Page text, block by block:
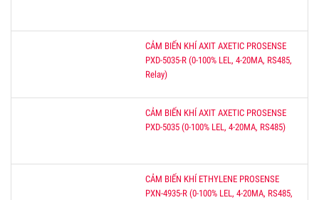
CẢM BIẾN KHÍ AXIT AXETIC PROSENSE
PXD-5035-R (0-100% LEL, 4-20MA, RS485,
Relay)
CẢM BIẾN KHÍ AXIT AXETIC PROSENSE
PXD-5035 (0-100% LEL, 4-20MA, RS485)
CẢM BIẾN KHÍ ETHYLENE PROSENSE
PXN-4935-R (0-100% LEL, 4-20MA, RS485,